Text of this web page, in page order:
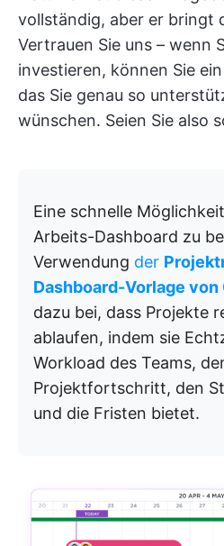
vollständig, aber er bringt
Vertrauen Sie uns – wenn
investieren, können Sie
das Sie genau so
wünschen. Seien Sie also
Eine schnelle
Arbeits-Dashboard zu
Verwendung der
Dashboard-Vorlage von
dazu bei, dass Projekte
ablaufen, indem sie
Workload des Teams,
Projektfortschritt, den
und die Fristen bietet.